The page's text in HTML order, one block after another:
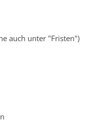
auch unter "Fristen")